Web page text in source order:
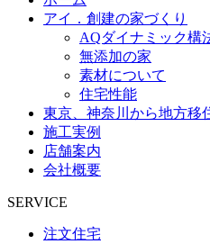
アイ．創建の家づくり
AQダイナミック構
無添加の家
素材について
住宅性能
東京、神奈川から地方移
施工実例
店舗案内
会社概要
SERVICE
注文住宅